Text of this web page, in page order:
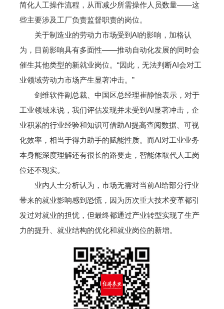
简化人工操作流程，从而减少所需操作人员数量——这
些主要涉及工厂负责监督职责的岗位。
关于制造业的劳动力市场受到AI的影响，加格认
为，目前影响具有多面性——推动自动化发展的同时会
催生其他类型的新就业岗位。“因此，无法判断AI会对工
业领域劳动力市场产生显著冲击。”
剑维软件副总裁、中国区总经理崔静怡表示，对于
工业领域来说，我们评估发现并未受到AI显著冲击，企
业积累的行业经验和知识可借助AI提高查阅数据、可视
化效率，相当于得力助手的赋能性质。而AI对工业业务
本身能深度理解还有很长的路要走，智能体取代人工岗
位还不现实。
业内人士分析认为，市场无需对当前AI给部分行业
带来的就业影响感到恐慌，因为历次重大技术变革都引
发过对就业的担忧，但最终都通过产业转型实现了生产
力的提升、就业结构的优化和就业岗位的新增。